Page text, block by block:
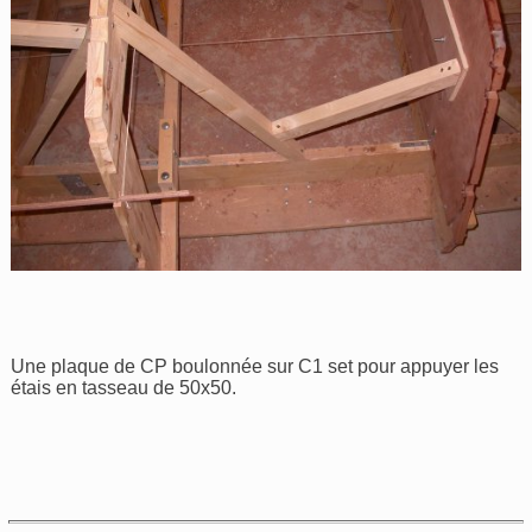
Une plaque de CP boulonnée sur C1 set pour appuyer les
étais en tasseau de 50x50.